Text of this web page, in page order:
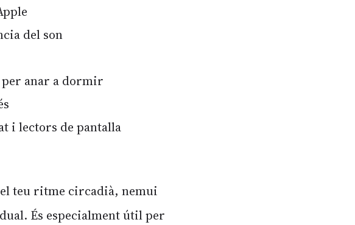
del son
anar a dormir
i lectors de pantalla
teu ritme circadià, nemui
És especialment útil per